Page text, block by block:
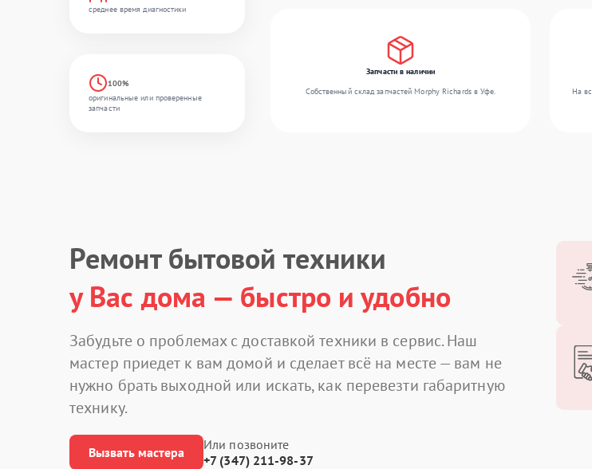
среднее время диагностики
100%
оригинальные или проверенные
запчасти
Запчасти в наличии
Собственный склад запчастей Morphy Richards в Уфе.
На
Ремонт бытовой техники
у Вас дома — быстро и удобно
Забудьте о проблемах с доставкой техники в сервис. Наш
мастер приедет к вам домой и сделает всё на месте — вам не
нужно брать выходной или искать, как перевезти габаритную
технику.
Вызвать мастера
Или позвоните
+7 (347) 211-98-37